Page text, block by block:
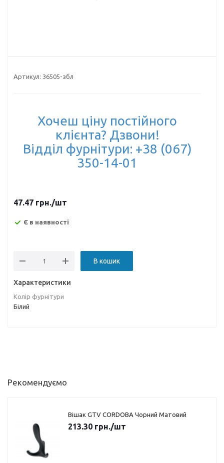
Артикул: 36505-збл
Хочеш ціну постійного
клієнта? Дзвони!
Відділ фурнітури: +38 (067)
350-14-01
47.47 грн./шт
Є в наявності
В кошик
Характеристики
Колір фурнітури
Білий
Рекомендуємо
Вішак GTV CORDOBA Чорний Матовий
213.30 грн./шт